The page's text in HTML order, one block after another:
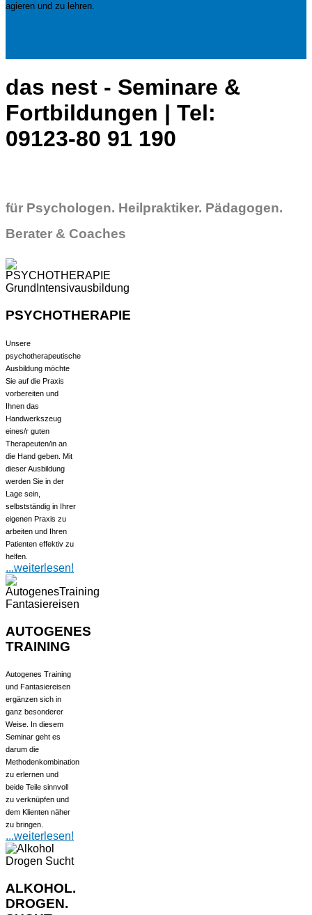
agieren und zu lehren.
das nest - Seminare &
Fortbildungen | Tel:
09123-80 91 190
für Psychologen. Heilpraktiker. Pädagogen.
Berater & Coaches
PSYCHOTHERAPIE
Unsere
psychotherapeutische
Ausbildung möchte
Sie auf die Praxis
vorbereiten und
Ihnen das
Handwerkszeug
eines/r guten
Therapeuten/in an
die Hand geben. Mit
dieser Ausbildung
werden Sie in der
Lage sein,
selbstständig in Ihrer
eigenen Praxis zu
arbeiten und Ihren
Patienten effektiv zu
helfen.
...weiterlesen!
AUTOGENES
TRAINING
Autogenes Training
und Fantasiereisen
ergänzen sich in
ganz besonderer
Weise. In diesem
Seminar geht es
darum die
Methodenkombination
zu erlernen und
beide Teile sinnvoll
zu verknüpfen und
dem Klienten näher
zu bringen.
...weiterlesen!
ALKOHOL.
DROGEN.